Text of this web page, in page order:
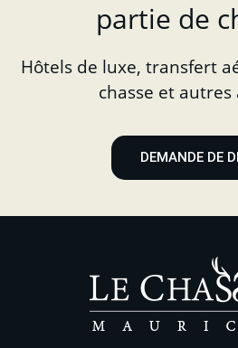
partie de
Hôtels de luxe, transfert
chasse et autres
DEMANDE DE